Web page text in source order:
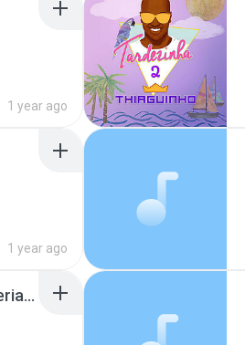
1 year ago
1 year ago
10- Fumaça do Gênio - Tribo da Periferia.mp3